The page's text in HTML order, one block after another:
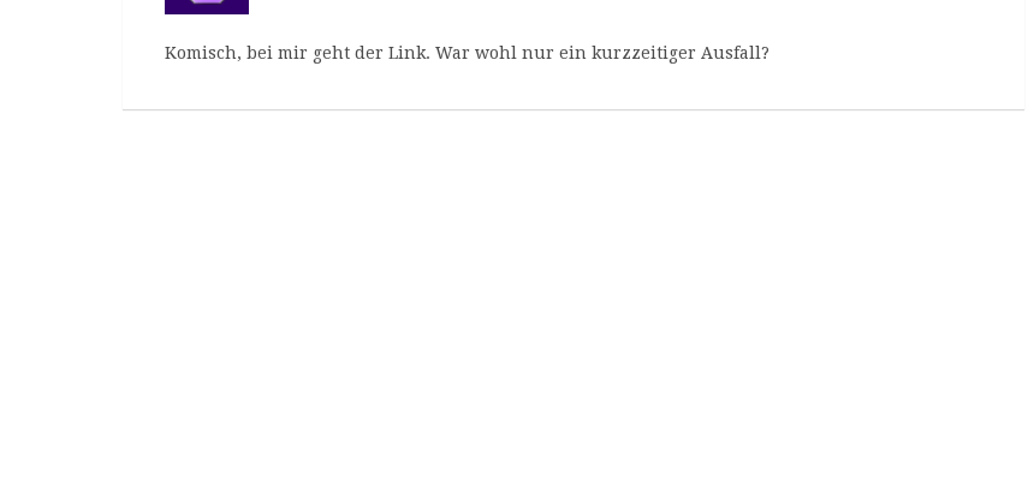
Komisch, bei mir geht der Link. War wohl nur ein kurzzeitiger Ausfall?